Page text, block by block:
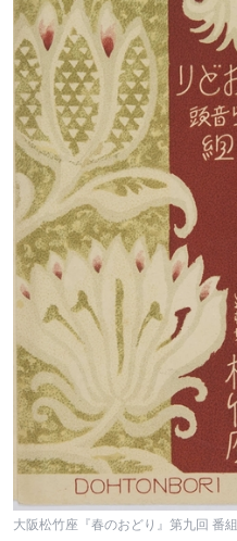
大阪松竹座『春のおどり』第九回 番組